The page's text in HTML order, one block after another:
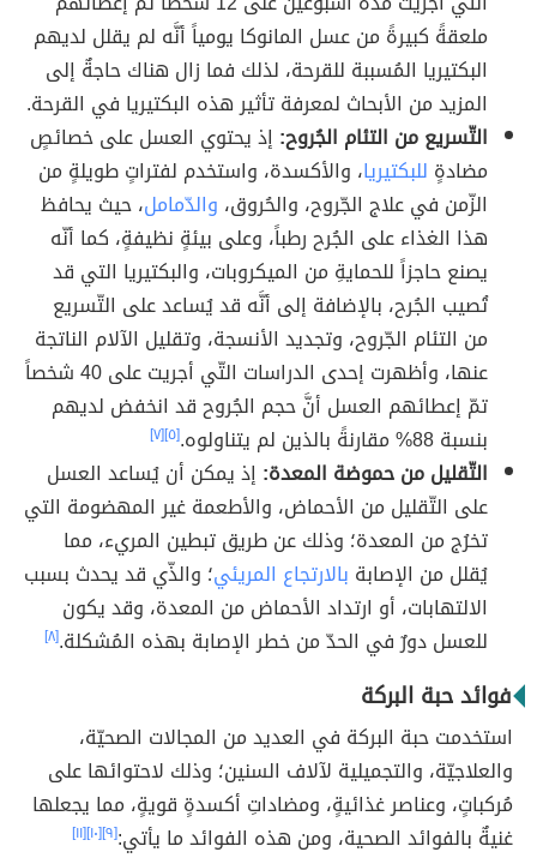
ملعقةً كبيرةً من عسل المانوكا يومياً أنَّه لم يقلل لديهم
البكتيريا المُسببة للقرحة، لذلك فما زال هناك حاجةٌ إلى
المزيد من الأبحاث لمعرفة تأثير هذه البكتيريا في القرحة.
التّسريع من التئام الجُروح: إذ يحتوي العسل على خصائصٍ
مضادةٍ للبكتيريا، والأكسدة، واستخدم لفتراتٍ طويلةٍ من
الزّمن في علاج الجّروح، والحُروق، والدّمامل، حيث يحافظ
هذا الغذاء على الجُرح رطباً، وعلى بيئةٍ نظيفةٍ، كما أنّه
يصنع حاجزاً للحمايةِ من الميكروبات، والبكتيريا التي قد
تُصيب الجُرح، بالإضافة إلى أنَّه قد يُساعد على التّسريع
من التئام الجّروح، وتجديد الأنسجة، وتقليل الآلام الناتجة
عنها، وأظهرت إحدى الدراسات التّي أجريت على 40 شخصاً
تمّ إعطائهم العسل أنَّ حجم الجُروح قد انخفض لديهم
بنسبة 88% مقارنةً بالذين لم يتناولوه.
[٥] [٧]
التّقليل من حموضة المعدة: إذ يمكن أن يُساعد العسل
على التّقليل من الأحماض، والأطعمة غير المهضومة التي
تخرُج من المعدة؛ وذلك عن طريق تبطين المريء، مما
يُقلل من الإصابة بالارتجاع المريئي؛ والذّي قد يحدث بسبب
الالتهابات، أو ارتداد الأحماض من المعدة، وقد يكون
للعسل دورٌ في الحدّ من خطر الإصابة بهذه المُشكلة.[٨]
فوائد حبة البركة
استخدمت حبة البركة في العديد من المجالات الصحيّة،
والعلاجيّة، والتجميلية لآلاف السنين؛ وذلك لاحتوائها على
مُركباتٍ، وعناصر غذائيةٍ، ومضاداتِ أكسدةٍ قويةٍ، مما يجعلها
غنيةٌ بالفوائد الصحية، ومن هذه الفوائد ما يأتي:[٩] [١٠] [١١]